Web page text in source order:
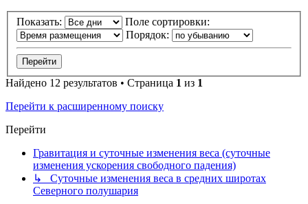
Показать:
Поле сортировки:
Порядок:
Найдено 12 результатов • Страница 1 из 1
Перейти к расширенному поиску
Перейти
Гравитация и суточные изменения веса (суточные
изменения ускорения свободного падения)
↳ Суточные изменения веса в средних широтах
Северного полушария